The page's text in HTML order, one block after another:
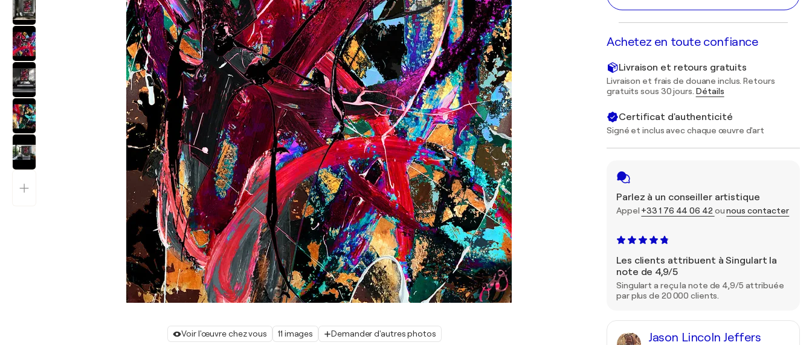
Voir l'œuvre chez vous 11 images Demander d'autres photos
Achetez en toute confiance
Livraison et retours gratuits
Livraison et frais de douane inclus. Retours
gratuits sous 30 jours. Détails
Certificat d'authenticité
Signé et inclus avec chaque œuvre d'art
Parlez à un conseiller artistique
Appel +33 1 76 44 06 42 ounous contacter
Les clients attribuent à Singulart la
note de 4,9/5
Singulart a reçu la note de 4,9/5 attribuée
par plus de 20 000 clients.
Jason Lincoln Jeffers